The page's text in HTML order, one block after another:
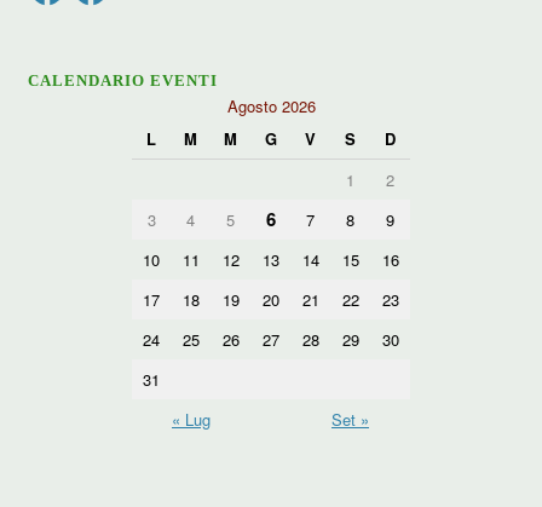
CALENDARIO EVENTI
Agosto 2026
L
M M G V S
D
1
2
3
4 5 6 7 8
9
10
11 12 13 14 15
16
17
18 19 20 21 22
23
24
25 26 27 28 29
30
31
« Lug
Set »